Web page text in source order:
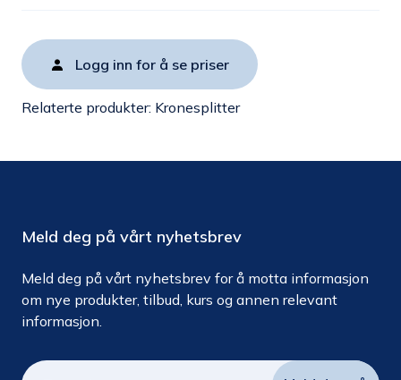
Logg inn for å se priser
Relaterte produkter: Kronesplitter
Meld deg på vårt nyhetsbrev
Meld deg på vårt nyhetsbrev for å motta informasjon
om nye produkter, tilbud, kurs og annen relevant
informasjon.